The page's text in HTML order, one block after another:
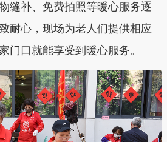
缝补、免费拍照等暖心服务逐
耐心，现场为老人们提供相应
门口就能享受到暖心服务。